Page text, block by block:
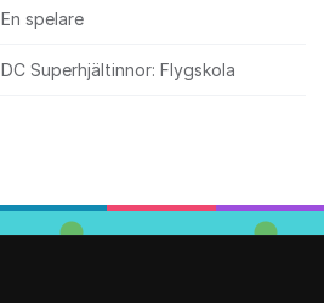
En spelare
DC Superhjältinnor: Flygskola